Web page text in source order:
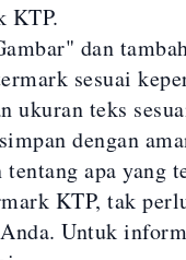
KTP.
dan
sesuai
ukuran teks
dengan
tentang apa yang
KTP, tak
Untuk